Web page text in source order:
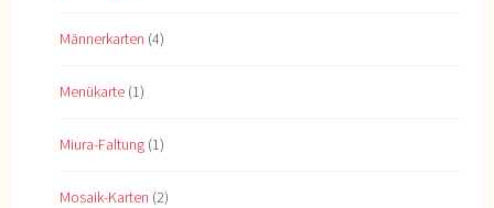
Männerkarten (4)
Menükarte (1)
Miura-Faltung (1)
Mosaik-Karten (2)